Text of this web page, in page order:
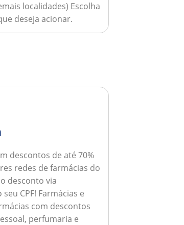
localidades) Escolha
deseja acionar.
descontos de até 70%
redes de farmácias do
desconto via
CPF! Farmácias e
com descontos
perfumaria e